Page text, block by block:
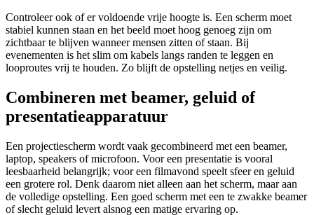
Controleer ook of er voldoende vrije hoogte is. Een scherm moet
stabiel kunnen staan en het beeld moet hoog genoeg zijn om
zichtbaar te blijven wanneer mensen zitten of staan. Bij
evenementen is het slim om kabels langs randen te leggen en
looproutes vrij te houden. Zo blijft de opstelling netjes en veilig.
Combineren met beamer, geluid of
presentatieapparatuur
Een projectiescherm wordt vaak gecombineerd met een beamer,
laptop, speakers of microfoon. Voor een presentatie is vooral
leesbaarheid belangrijk; voor een filmavond speelt sfeer en geluid
een grotere rol. Denk daarom niet alleen aan het scherm, maar aan
de volledige opstelling. Een goed scherm met een te zwakke beamer
of slecht geluid levert alsnog een matige ervaring op.